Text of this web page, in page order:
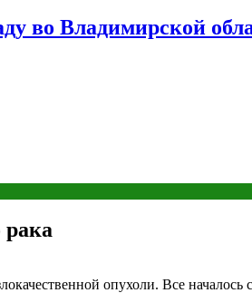
во Владимирской
рака
опухоли. Все началось